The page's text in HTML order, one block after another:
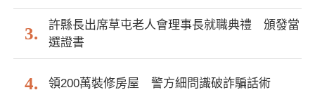
許縣長出席草屯老人會理事長就職典禮 頒發當
選證書
領200萬裝修房屋 警方細問識破詐騙話術